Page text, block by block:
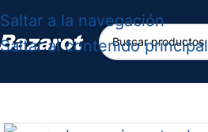
Saltar a la navegación
Saltar al contenido principal